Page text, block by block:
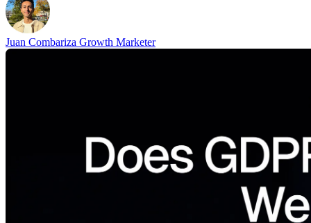
Juan Combariza Growth Marketer